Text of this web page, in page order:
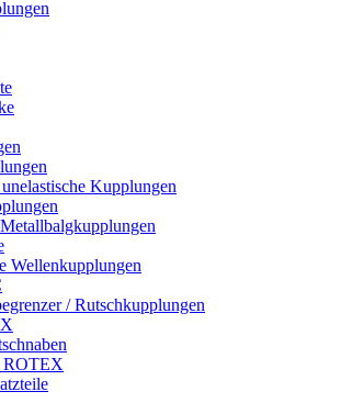
Kupplungen
Wellenkupplungen
/ Rutschkupplungen